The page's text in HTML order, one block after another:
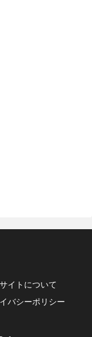
イトについて
バシーポリシー